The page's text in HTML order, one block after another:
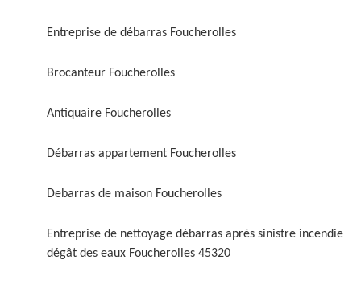
Entreprise de débarras Foucherolles
Brocanteur Foucherolles
Antiquaire Foucherolles
Débarras appartement Foucherolles
Debarras de maison Foucherolles
Entreprise de nettoyage débarras après sinistre incendie
dégât des eaux Foucherolles 45320